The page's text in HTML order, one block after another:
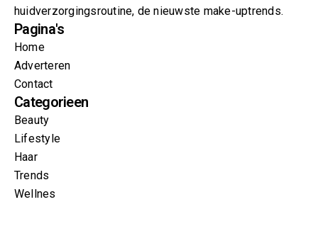
huidverzorgingsroutine, de nieuwste make-uptrends.
Pagina's
Home
Adverteren
Contact
Categorieen
Beauty
Lifestyle
Haar
Trends
Wellnes